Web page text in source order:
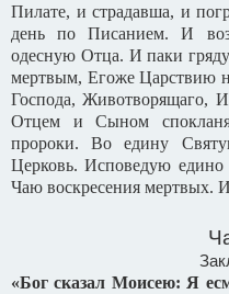
Пилате, и страдавша, и
день по Писанием. И
одесную Отца. И паки
мертвым, Егоже Царствию
Господа, Животворящаго,
Отцем и Сыном
пророки. Во едину
Церковь. Исповедую едино
Чаю воскресения мертвых.
«Бог сказал Моисею: Я